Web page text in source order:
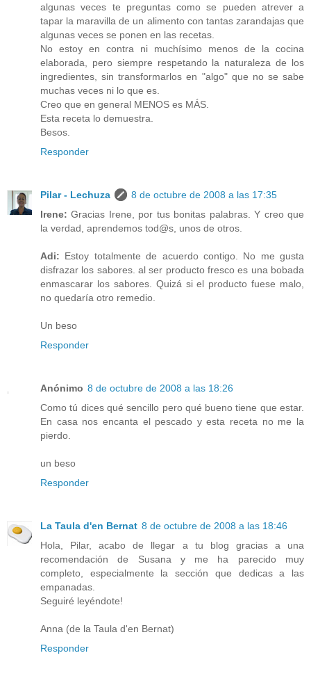
algunas veces te preguntas como se pueden atrever a
tapar la maravilla de un alimento con tantas zarandajas que
algunas veces se ponen en las recetas.
No estoy en contra ni muchísimo menos de la cocina
elaborada, pero siempre respetando la naturaleza de los
ingredientes, sin transformarlos en "algo" que no se sabe
muchas veces ni lo que es.
Creo que en general MENOS es MÁS.
Esta receta lo demuestra.
Besos.
Responder
Pilar - Lechuza
8 de octubre de 2008 a las 17:35
Irene: Gracias Irene, por tus bonitas palabras. Y creo que
la verdad, aprendemos tod@s, unos de otros.
Adi: Estoy totalmente de acuerdo contigo. No me gusta
disfrazar los sabores. al ser producto fresco es una bobada
enmascarar los sabores. Quizá si el producto fuese malo,
no quedaría otro remedio.
Un beso
Responder
Anónimo 8 de octubre de 2008 a las 18:26
Como tú dices qué sencillo pero qué bueno tiene que estar.
En casa nos encanta el pescado y esta receta no me la
pierdo.
un beso
Responder
La Taula d'en Bernat 8 de octubre de 2008 a las 18:46
Hola, Pilar, acabo de llegar a tu blog gracias a una
recomendación de Susana y me ha parecido muy
completo, especialmente la sección que dedicas a las
empanadas.
Seguiré leyéndote!
Anna (de la Taula d'en Bernat)
Responder